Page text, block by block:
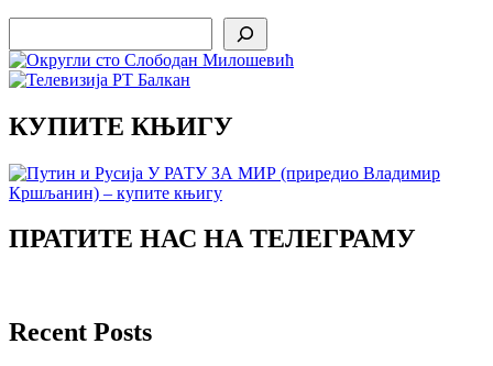
КУПИТЕ КЊИГУ
ПРАТИТЕ НАС НА ТЕЛЕГРАМУ
Recent Posts